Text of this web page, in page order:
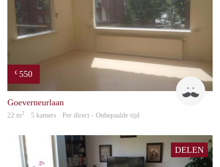
€ 550
John
Goeverneurlaan
22 m2 · 5 kamers · Per direct - Onbepaalde tijd
DELEN